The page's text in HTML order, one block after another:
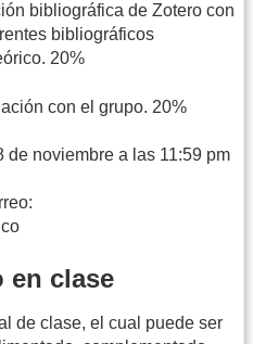
bibliográfica de Zotero con
bibliográficos
20%
con el grupo. 20%
de noviembre a las 11:59 pm
en clase
de clase, el cual puede ser